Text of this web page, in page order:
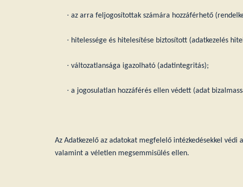
· az arra feljogosítottak számára hozzáférhető
· hitelessége és hitelesítése biztosított (adatkezelés
· változatlansága igazolható (adatintegritás);
· a jogosulatlan hozzáférés ellen védett (adat
Az Adatkezelő az adatokat megfelelő intézkedésekkel
valamint a véletlen megsemmisülés ellen.